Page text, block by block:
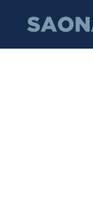
Grupo Saona